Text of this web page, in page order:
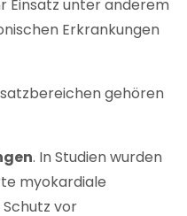
Einsatz unter anderem
Erkrankungen
gehören
. In Studien wurden
myokardiale
vor